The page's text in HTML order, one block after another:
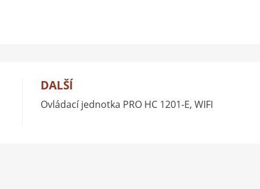
DALŠÍ
Ovládací jednotka PRO HC 1201-E, WIFI